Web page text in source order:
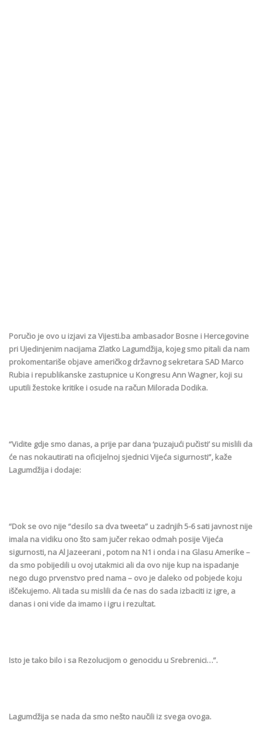
Poručio je ovo u izjavi za Vijesti.ba ambasador Bosne i Hercegovine
pri Ujedinjenim nacijama Zlatko Lagumdžija, kojeg smo pitali da nam
prokomentariše objave američkog državnog sekretara SAD Marco
Rubia i republikanske zastupnice u Kongresu Ann Wagner, koji su
uputili žestoke kritike i osude na račun Milorada Dodika.
“Vidite gdje smo danas, a prije par dana ‘puzajući pučisti’ su mislili da
će nas nokautirati na oficijelnoj sjednici Vijeća sigurnosti”, kaže
Lagumdžija i dodaje:
“Dok se ovo nije “desilo sa dva tweeta” u zadnjih 5-6 sati javnost nije
imala na vidiku ono što sam jučer rekao odmah posije Vijeća
sigurnosti, na Al Jazeerani , potom na N1 i onda i na Glasu Amerike –
da smo pobijedili u ovoj utakmici ali da ovo nije kup na ispadanje
nego dugo prvenstvo pred nama – ovo je daleko od pobjede koju
iščekujemo. Ali tada su mislili da će nas do sada izbaciti iz igre, a
danas i oni vide da imamo i igru i rezultat.
Isto je tako bilo i sa Rezolucijom o genocidu u Srebrenici…”.
Lagumdžija se nada da smo nešto naučili iz svega ovoga.